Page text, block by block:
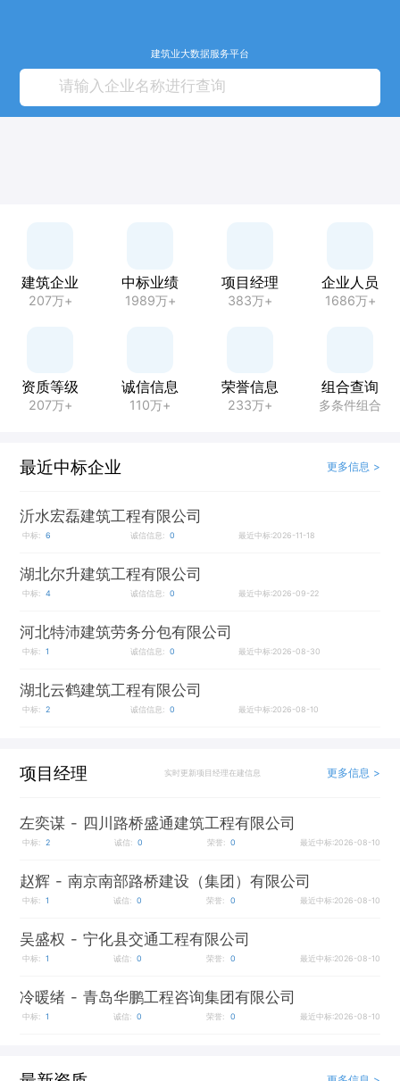
建筑业大数据服务平台
建筑企业
207万+
中标业绩
1989万+
项目经理
383万+
企业人员
1686万+
资质等级
207万+
诚信信息
110万+
荣誉信息
233万+
组合查询
多条件组合
最近中标企业 更多信息 >
沂水宏磊建筑工程有限公司
中标: 6 诚信信息: 0 最近中标:2026-11-18
湖北尔升建筑工程有限公司
中标: 4 诚信信息: 0 最近中标:2026-09-22
河北特沛建筑劳务分包有限公司
中标: 1 诚信信息: 0 最近中标:2026-08-30
湖北云鹤建筑工程有限公司
中标: 2 诚信信息: 0 最近中标:2026-08-10
项目经理 实时更新项目经理在建信息 更多信息 >
左奕谋 - 四川路桥盛通建筑工程有限公司
中标: 2 诚信: 0 荣誉: 0 最近中标:2026-08-10
赵辉 - 南京南部路桥建设（集团）有限公司
中标: 1 诚信: 0 荣誉: 0 最近中标:2026-08-10
吴盛权 - 宁化县交通工程有限公司
中标: 1 诚信: 0 荣誉: 0 最近中标:2026-08-10
冷暖绪 - 青岛华鹏工程咨询集团有限公司
中标: 1 诚信: 0 荣誉: 0 最近中标:2026-08-10